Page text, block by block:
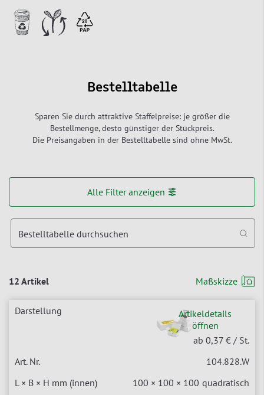
Bestelltabelle
Sparen Sie durch attraktive Staffelpreise: je größer die
Bestellmenge, desto günstiger der Stückpreis.
Die Preisangaben in der Bestelltabelle sind ohne MwSt.
Alle Filter anzeigen
12 Artikel Maßskizze
Bestelltabelle durchsuchen
Artikeldetails
öffnen
ab 0,37 € / St.
104.828.W
100 × 100 × 100 quadratisch